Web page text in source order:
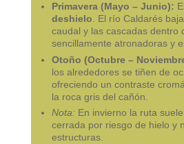
Primavera (Mayo – Junio):
deshielo. El río Caldarés
caudal y las cascadas dentro
sencillamente atronadoras y
Otoño (Octubre –
los alrededores se tiñen de
ofreciendo un contraste
la roca gris del cañón.
Nota: En invierno la ruta
cerrada por riesgo de hielo y
estructuras.